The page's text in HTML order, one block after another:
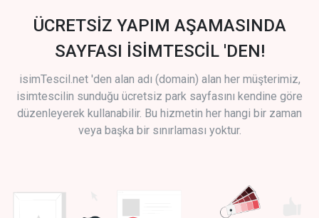
ÜCRETSİZ YAPIM AŞAMASINDA
SAYFASI İSİMTESCİL 'DEN!
isimTescil.net 'den alan adı (domain) alan her müşterimiz,
isimtescilin sunduğu ücretsiz park sayfasını kendine göre
düzenleyerek kullanabilir. Bu hizmetin her hangi bir zaman
veya başka bir sınırlaması yoktur.